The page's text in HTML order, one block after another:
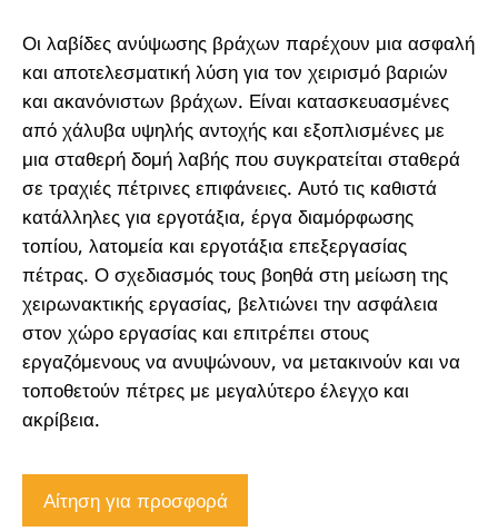
Οι λαβίδες ανύψωσης βράχων παρέχουν μια ασφαλή
και αποτελεσματική λύση για τον χειρισμό βαριών
και ακανόνιστων βράχων. Είναι κατασκευασμένες
από χάλυβα υψηλής αντοχής και εξοπλισμένες με
μια σταθερή δομή λαβής που συγκρατείται σταθερά
σε τραχιές πέτρινες επιφάνειες. Αυτό τις καθιστά
κατάλληλες για εργοτάξια, έργα διαμόρφωσης
τοπίου, λατομεία και εργοτάξια επεξεργασίας
πέτρας. Ο σχεδιασμός τους βοηθά στη μείωση της
χειρωνακτικής εργασίας, βελτιώνει την ασφάλεια
στον χώρο εργασίας και επιτρέπει στους
εργαζόμενους να ανυψώνουν, να μετακινούν και να
τοποθετούν πέτρες με μεγαλύτερο έλεγχο και
ακρίβεια.
Αίτηση για προσφορά